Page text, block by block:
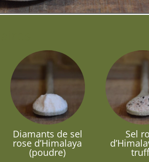
Diamants de sel
rose d’Himalaya
(poudre)
Sel